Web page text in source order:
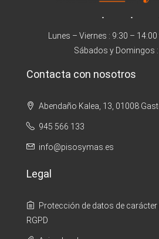
Lunes – Viernes : 9:30 –
Sábados y Domingos
Contacta con nosotros
Abendaño Kalea, 13, 01008
945 566 133
info@pisosymas.es
Legal
Protección de datos de carácter
RGPD